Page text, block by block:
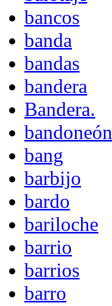
bancos
banda
bandas
bandera
Bandera.
bandoneón
bang
barbijo
bardo
bariloche
barrio
barrios
barro